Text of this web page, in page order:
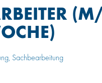
Sachbearbeitung